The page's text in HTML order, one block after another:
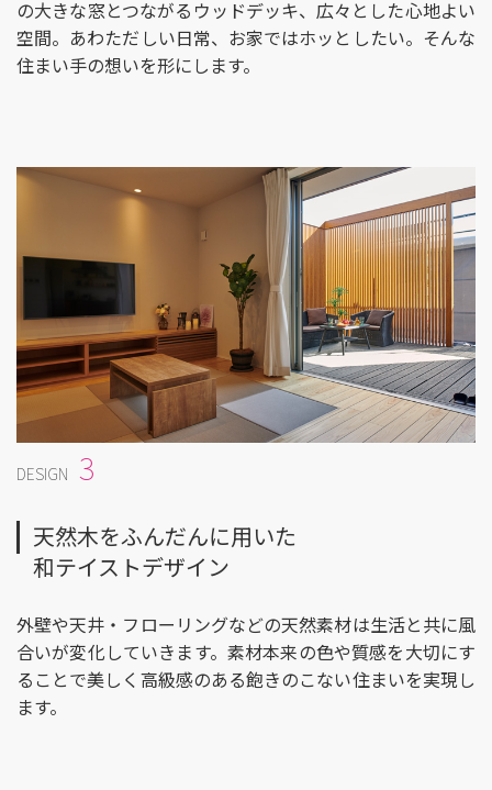
の大きな窓とつながるウッドデッキ、広々とした心地よい
空間。あわただしい日常、お家ではホッとしたい。そんな
住まい手の想いを形にします。
DESIGN 3
天然木をふんだんに用いた
和テイストデザイン
外壁や天井・フローリングなどの天然素材は生活と共に風
合いが変化していきます。素材本来の色や質感を大切にす
ることで美しく高級感のある飽きのこない住まいを実現し
ます。